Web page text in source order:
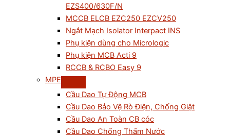
EZS400/630F/N
MCCB ELCB EZC250 EZCV250
Ngắt Mạch Isolator Interpact INS
Phụ kiện dùng cho Micrologic
Phụ kiện MCB Acti 9
RCCB & RCBO Easy 9
MPE
Cầu Dao Tự Động MCB
Cầu Dao Bảo Vệ Rò Điện, Chống Giật
Cầu Dao An Toàn CB cóc
Cầu Dao Chống Thấm Nước